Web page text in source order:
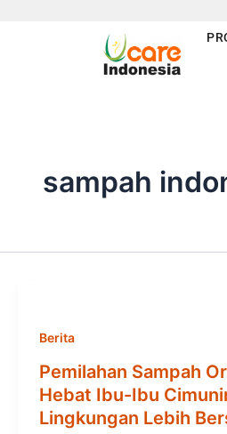
sampah
Berita
Pemilahan Sampah
Hebat Ibu-Ibu
Lingkungan Lebih